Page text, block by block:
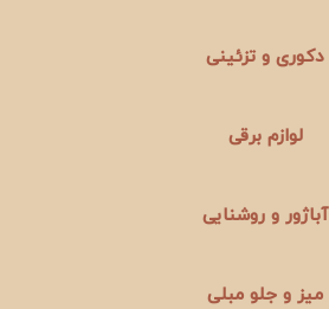
دکوری و تزئینی
لوازم برقی
آباژور و روشنایی
میز و جلو مبلی